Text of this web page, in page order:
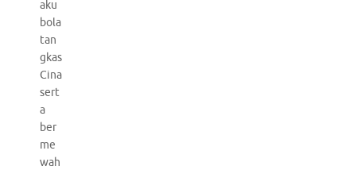
aku
bola
tan
gkas
Cina
sert
a
ber
me
wah